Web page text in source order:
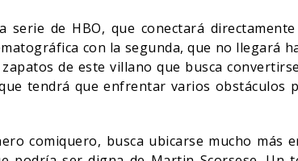
de HBO, que conectará
con la segunda, que no llegará
de este villano que busca
tendrá que enfrentar varios obstáculos
comiquero, busca ubicarse mucho más
CINE 05/08/2026 CINE